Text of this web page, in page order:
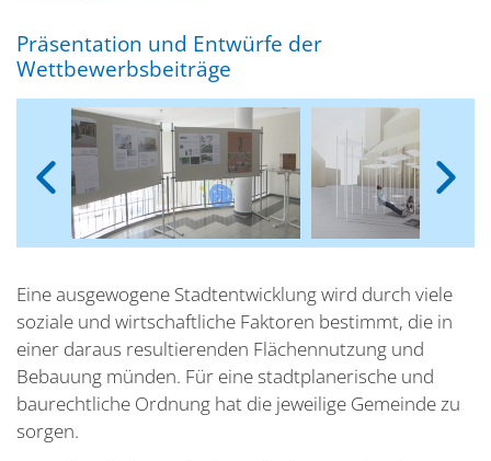
Präsentation und Entwürfe der
Wettbewerbsbeiträge
Eine ausgewogene Stadtentwicklung wird durch viele
soziale und wirtschaftliche Faktoren bestimmt, die in
einer daraus resultierenden Flächennutzung und
Bebauung münden. Für eine stadtplanerische und
baurechtliche Ordnung hat die jeweilige Gemeinde zu
sorgen.